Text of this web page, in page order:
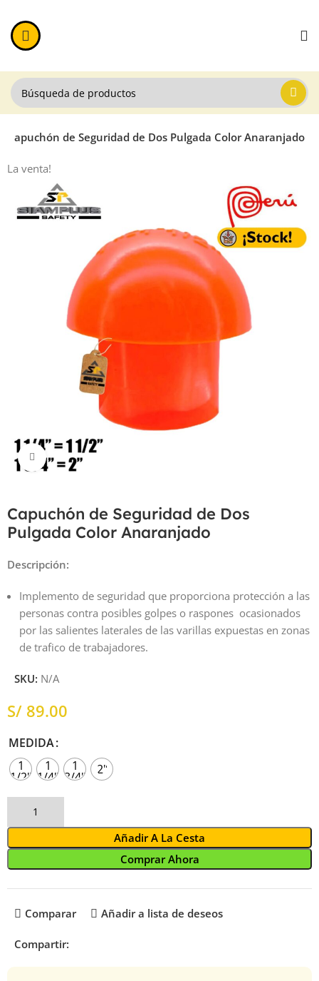
Capuchón de Seguridad de Dos Pulgada Color Anaranjado
La venta!
Haga Click para agrandar
Capuchón de Seguridad de Dos
Pulgada Color Anaranjado
Descripción:
Implemento de seguridad que proporciona protección a las
personas contra posibles golpes o raspones ocasionados
por las salientes laterales de las varillas expuestas en zonas
de trafico de trabajadores.
SKU: N/A
S/
MEDIDA
1
1/2"
1
1/4"
1
3/4" 2"
Añadir A La Cesta
Comprar Ahora
Comparar Añadir a lista de deseos
Compartir: